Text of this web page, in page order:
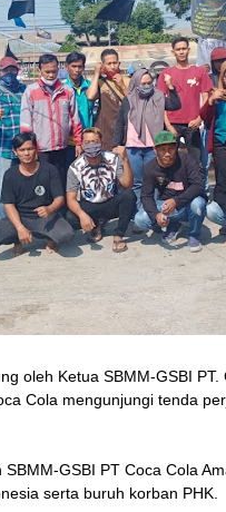
oleh Ketua SBMM-GSBI
Cola mengunjungi tenda
GSBI PT Coca Cola
serta buruh korban PHK.